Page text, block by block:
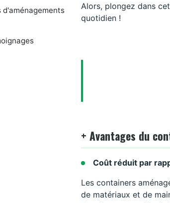
d'aménagements
Alors, plongez dans
quotidien !
+ Avantages du
Coût réduit par
Les containers
de matériaux et de